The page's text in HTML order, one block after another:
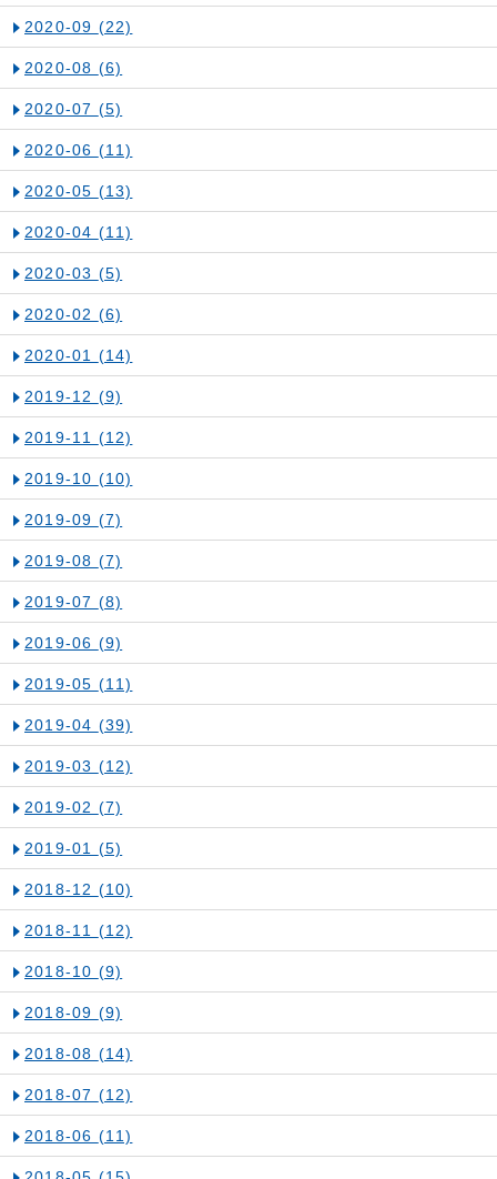
2020-09 (22)
2020-08 (6)
2020-07 (5)
2020-06 (11)
2020-05 (13)
2020-04 (11)
2020-03 (5)
2020-02 (6)
2020-01 (14)
2019-12 (9)
2019-11 (12)
2019-10 (10)
2019-09 (7)
2019-08 (7)
2019-07 (8)
2019-06 (9)
2019-05 (11)
2019-04 (39)
2019-03 (12)
2019-02 (7)
2019-01 (5)
2018-12 (10)
2018-11 (12)
2018-10 (9)
2018-09 (9)
2018-08 (14)
2018-07 (12)
2018-06 (11)